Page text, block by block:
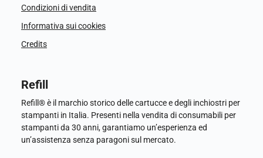
Condizioni di vendita
Informativa sui cookies
Credits
Refill
Refill® è il marchio storico delle cartucce e degli inchiostri per
stampanti in Italia. Presenti nella vendita di consumabili per
stampanti da 30 anni, garantiamo un’esperienza ed
un’assistenza senza paragoni sul mercato.